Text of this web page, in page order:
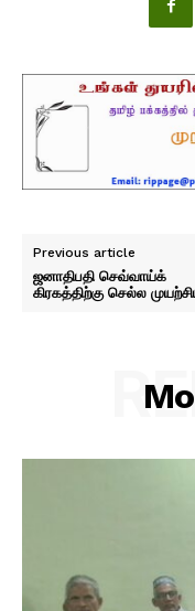
Previous article
ஜனாதிபதி செவ்வாய்க்
கிரகத்திற்கு செல்ல